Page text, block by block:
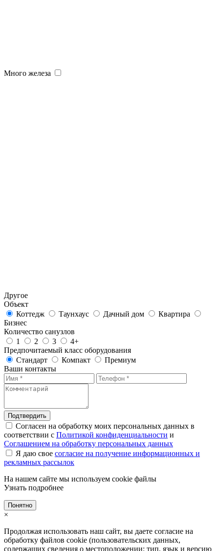
Много железа
Другое
Объект
Коттедж
Таунхаус Дачный дом
Квартира
Бизнес
Количество санузлов
1
2 3
4+
Предпочитаемый класс оборудования
Стандарт
Компакт
Премиум
Ваши контакты
Подтвердить
Согласен на обработку моих персональных данных в
соответствии с Политикой конфиденциальности и
Соглашением на обработку персональных данных
Я даю свое согласие на получение информационных и
рекламных рассылок
На нашем сайте мы используем cookie файлы
Узнать подробнее
Понятно
×
Продолжая использовать наш сайт, вы даете согласие на
обработку файлов cookie (пользовательских данных,
содержащих сведения о местоположении; тип, язык и версию